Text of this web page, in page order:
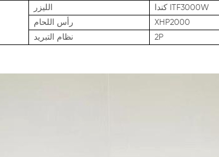
الليزر كندا ITF3000W
رأس اللحام
XHP2000
نظام التبريد
2P